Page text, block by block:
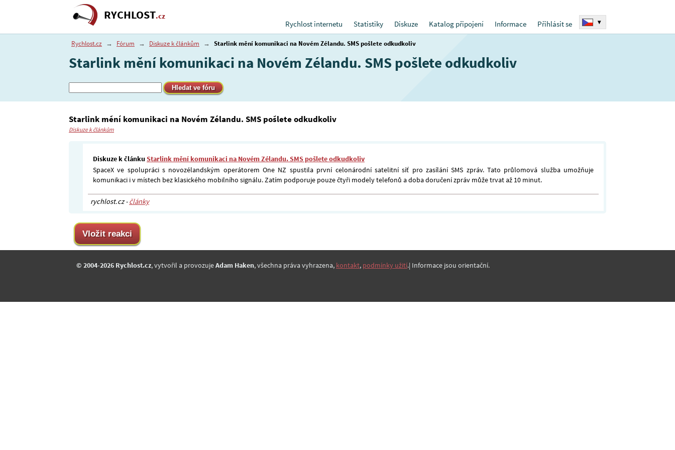
RYCHLOST.cz
Rychlost internetu
Statistiky Diskuze Katalog připojení Informace Přihlásit se ▾
Rychlost.cz → Fórum → Diskuze k článkům → Starlink mění komunikaci na Novém Zélandu. SMS pošlete odkudkoliv
Starlink mění komunikaci na Novém Zélandu. SMS pošlete odkudkoliv
Starlink mění komunikaci na Novém Zélandu. SMS pošlete odkudkoliv
Diskuze k článkům
Diskuze k článku Starlink mění komunikaci na Novém Zélandu. SMS pošlete odkudkoliv
SpaceX ve spolupráci s novozélandským operátorem One NZ spustila první celonárodní satelitní síť pro zasílání SMS zpráv. Tato průlomová služba umožňuje
komunikaci i v místech bez klasického mobilního signálu. Zatím podporuje pouze čtyři modely telefonů a doba doručení zpráv může trvat až 10 minut.
rychlost.cz -články
© 2004-2026 Rychlost.cz, vytvořil a provozujeAdam Haken, všechna práva vyhrazena, kontakt, podmínky užití.| Informace jsou orientační.